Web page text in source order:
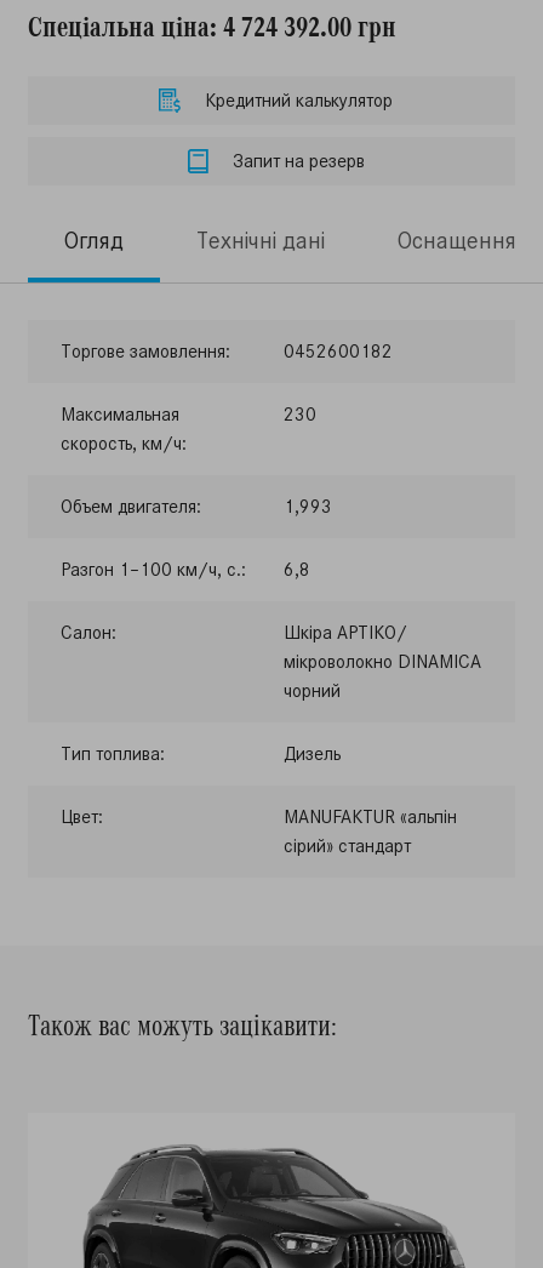
Спеціальна ціна: 4 724 392.00 грн
Кредитний калькулятор
Запит на резерв
Огляд Технічні дані Оснащення
Торгове замовлення: 0452600182
Максимальная
скорость, км/ч:
230
Объем двигателя: 1,993
Разгон 1–100 км/ч, с.: 6,8
Салон:
Шкіра АРТІКО/
мікроволокно DINAMICA
чорний
Тип топлива: Дизель
Цвет:
MANUFAKTUR «альпін
сірий» стандарт
Також вас можуть зацікавити: